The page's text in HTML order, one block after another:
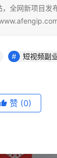
全网新项目发
短视频副
赞 (0)